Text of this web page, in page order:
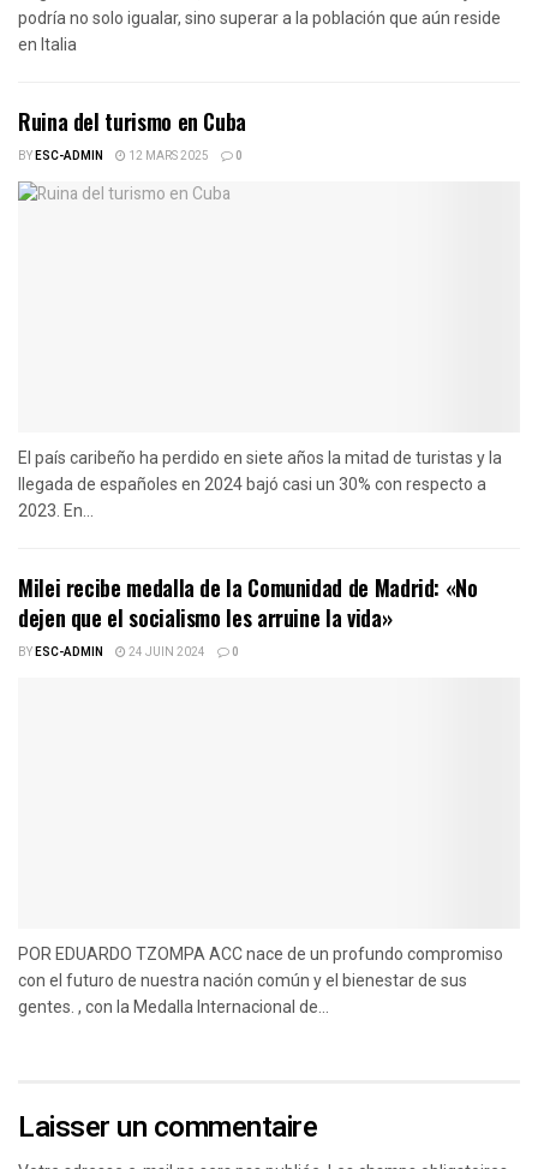
podría no solo igualar, sino superar a la población que aún reside
en Italia
Ruina del turismo en Cuba
BYESC-ADMIN 12 MARS 2025 0
El país caribeño ha perdido en siete años la mitad de turistas y la
llegada de españoles en 2024 bajó casi un 30% con respecto a
2023. En...
Milei recibe medalla de la Comunidad de Madrid: «No
dejen que el socialismo les arruine la vida»
BYESC-ADMIN 24 JUIN 2024 0
POR EDUARDO TZOMPA ACC nace de un profundo compromiso
con el futuro de nuestra nación común y el bienestar de sus
gentes. , con la Medalla Internacional de...
Laisser un commentaire